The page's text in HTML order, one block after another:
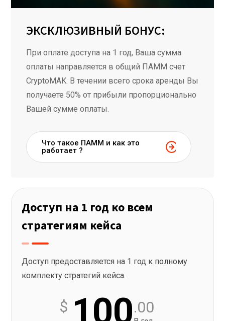
ЭКСКЛЮЗИВНЫЙ БОНУС:
При оплате доступа на 1 год, Ваша сумма
оплаты направляется в общий ПАММ счет
CryptoMAK. В течении всего срока аренды Вы
получаете 50% от прибыли пропорционально
Вашей сумме оплаты.
Что такое ПАММ и как это
работает ?
Доступ на 1 год ко всем
стратегиям кейса
Доступ предоставляется на 1 год к полному
комплекту стратегий кейса.
$ 100.00